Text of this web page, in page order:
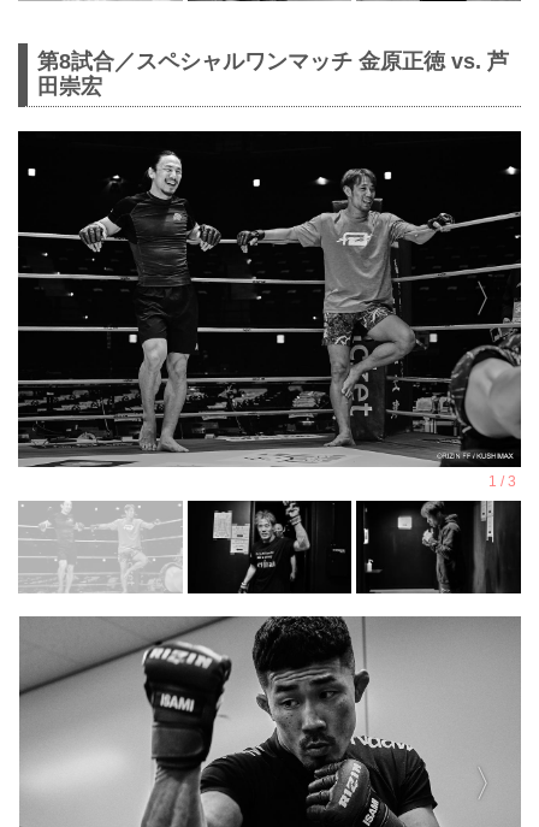
第8試合／スペシャルワンマッチ 金原正徳 vs. 芦
田崇宏